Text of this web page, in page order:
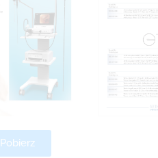
Pobierz